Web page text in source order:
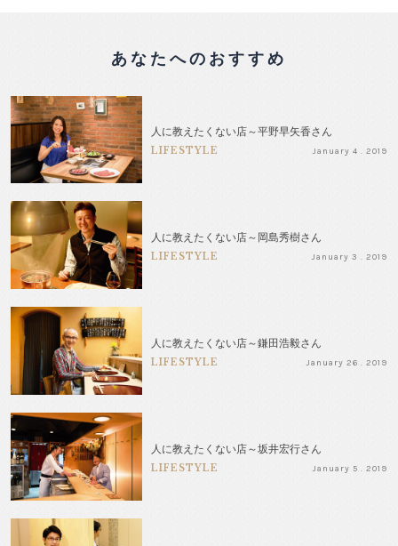
あなたへのおすすめ
人に教えたくない店～平野早矢香さん
LIFESTYLE January 4 . 2019
人に教えたくない店～岡島秀樹さん
LIFESTYLE January 3 . 2019
人に教えたくない店～鎌田浩毅さん
LIFESTYLE January 26 . 2019
人に教えたくない店～坂井宏行さん
LIFESTYLE January 5 . 2019